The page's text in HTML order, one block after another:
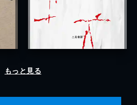
もっと見る